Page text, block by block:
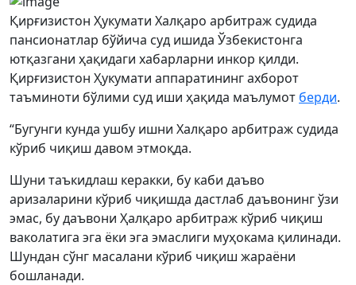
Қирғизистон Ҳукумати Халқаро арбитраж судида
пансионатлар бўйича суд ишида Ўзбекистонга
ютқазгани ҳақидаги хабарларни инкор қилди.
Қирғизистон Ҳукумати аппаратининг ахборот
таъминоти бўлими суд иши ҳақида маълумот берди.
“Бугунги кунда ушбу ишни Халқаро арбитраж судида
кўриб чиқиш давом этмоқда.
Шуни таъкидлаш керакки, бу каби даъво
аризаларини кўриб чиқишда дастлаб даъвонинг ўзи
эмас, бу даъвони Ҳалқаро арбитраж кўриб чиқиш
ваколатига эга ёки эга эмаслиги муҳокама қилинади.
Шундан сўнг масалани кўриб чиқиш жараёни
бошланади.